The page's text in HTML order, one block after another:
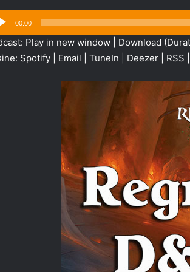
00:00
Play in new window Download
Spotify Email TuneIn Deezer RSS